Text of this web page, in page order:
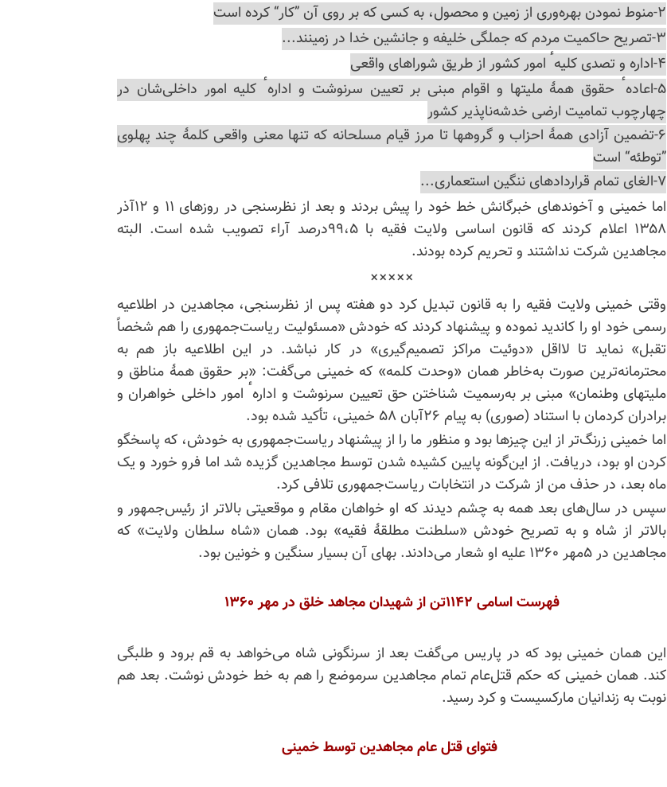
۲-منوط نمودن بهره‌وری از زمین و محصول، به کسی که بر روی آن ”کار“ کرده است
۳-تصریح حاکمیت مردم که جملگی خلیفه و جانشین خدا در زمینند...
۴-اداره و تصدی کلیهٴ امور کشور از طریق شوراهای واقعی
۵-اعادهٴ حقوق همهٔ ملیتها و اقوام مبنی بر تعیین سرنوشت و ادارهٴ کلیه امور داخلی‌شان در
چهارچوب تمامیت ارضی خدشه‌ناپذیر کشور
۶-تضمین آزادی همهٔ احزاب و گروهها تا مرز قیام مسلحانه که تنها معنی واقعی کلمهٔ چند پهلوی
”توطئه“ است
۷-الغای تمام قراردادهای ننگین استعماری...
اما خمینی و آخوندهای خبرگانش خط خود را پیش بردند و بعد از نظرسنجی در روزهای ۱۱ و ۱۲آذر
۱۳۵۸ اعلام کردند که قانون اساسی ولایت فقیه با ۹۹،۵درصد آراء تصویب شده است. البته
مجاهدین شرکت نداشتند و تحریم کرده بودند.
×××××
وقتی خمینی ولایت فقیه را به قانون تبدیل کرد دو هفته پس از نظرسنجی، مجاهدین در اطلاعیه
رسمی خود او را کاندید نموده و پیشنهاد کردند که خودش «مسئولیت ریاست‌جمهوری را هم شخصاً
تقبل» نماید تا لااقل «دوئیت مراکز تصمیم‌گیری» در کار نباشد. در این اطلاعیه باز هم به
محترمانه‌ترین صورت به‌خاطر همان «وحدت کلمه» که خمینی می‌گفت: «بر حقوق همهٔ مناطق و
ملیتهای وطنمان» مبنی بر به‌رسمیت شناختن حق تعیین سرنوشت و ادارهٴ امور داخلی خواهران و
برادران کردمان با استناد (صوری) به پیام ۲۶آبان ۵۸ خمینی، تأکید شده بود.
اما خمینی زرنگ‌تر از این چیزها بود و منظور ما را از پیشنهاد ریاست‌جمهوری به خودش، که پاسخگو
کردن او بود، دریافت. از این‌گونه پایین کشیده شدن توسط مجاهدین گزیده شد اما فرو خورد و یک
ماه بعد، در حذف من از شرکت در انتخابات ریاست‌جمهوری تلافی کرد.
سپس در سال‌های بعد همه به چشم دیدند که او خواهان مقام و موقعیتی بالاتر از رئیس‌جمهور و
بالاتر از شاه و به تصریح خودش «سلطنت مطلقهٔ فقیه» بود. همان «شاه سلطان ولایت» که
مجاهدین در ۵مهر ۱۳۶۰ علیه او شعار می‌دادند. بهای آن بسیار سنگین و خونین بود.
فهرست اسامی ۱۱۴۲تن از شهیدان مجاهد خلق در مهر ۱۳۶۰
این همان خمینی بود که در پاریس می‌گفت بعد از سرنگونی شاه می‌خواهد به قم برود و طلبگی
کند. همان خمینی که حکم قتل‌عام تمام مجاهدین سرموضع را هم به خط خودش نوشت. بعد هم
نوبت به زندانیان مارکسیست و کرد رسید.
فتوای قتل عام مجاهدین توسط خمینی